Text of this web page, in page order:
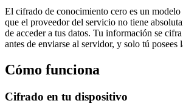
El cifrado de conocimiento cero es un modelo
que el proveedor del servicio no tiene
de acceder a tus datos. Tu información se
antes de enviarse al servidor, y solo tú posees
Cómo funciona
Cifrado en tu dispositivo